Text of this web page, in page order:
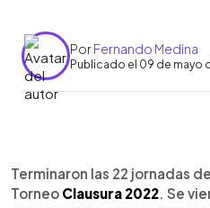
PorFernando Medina
Publicado el 09 de mayo
Escuchar artículo
Terminaron las 22 jornadas
Torneo Clausura 2022. Se